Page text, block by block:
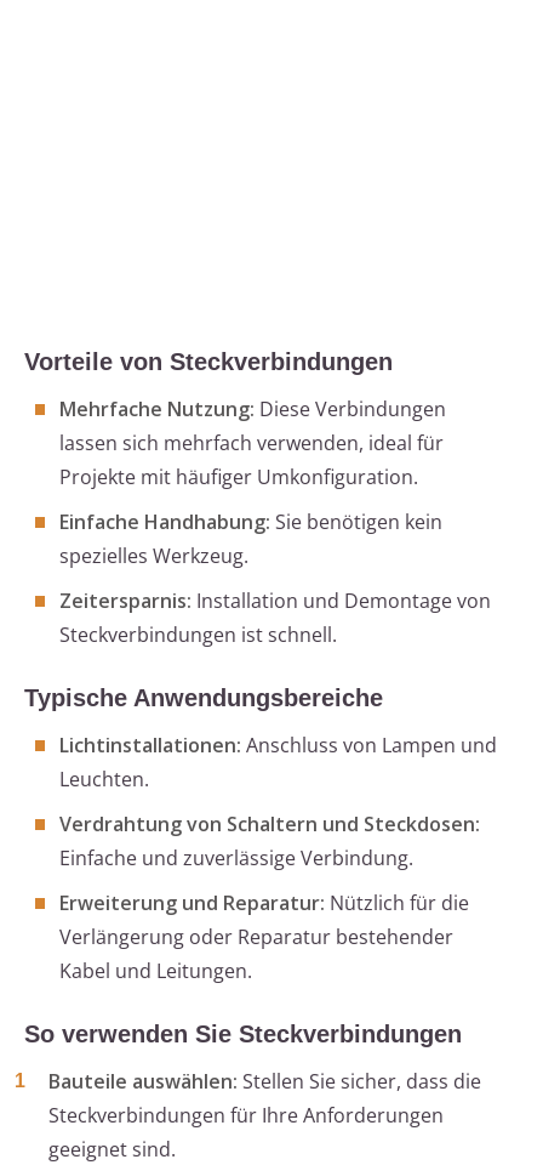
Vorteile von Steckverbindungen
Mehrfache Nutzung: Diese Verbindungen
lassen sich mehrfach verwenden, ideal für
Projekte mit häufiger Umkonfiguration.
Einfache Handhabung: Sie benötigen kein
spezielles Werkzeug.
Zeitersparnis: Installation und Demontage von
Steckverbindungen ist schnell.
Typische Anwendungsbereiche
Lichtinstallationen: Anschluss von Lampen und
Leuchten.
Verdrahtung von Schaltern und Steckdosen:
Einfache und zuverlässige Verbindung.
Erweiterung und Reparatur: Nützlich für die
Verlängerung oder Reparatur bestehender
Kabel und Leitungen.
So verwenden Sie Steckverbindungen
Bauteile auswählen: Stellen Sie sicher, dass die
Steckverbindungen für Ihre Anforderungen
geeignet sind.